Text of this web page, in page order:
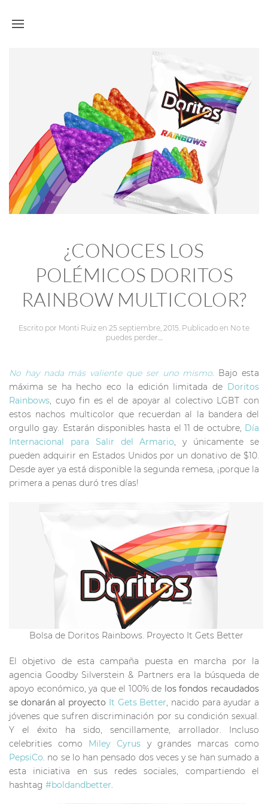
¿CONOCES LOS
POLÉMICOS DORITOS
RAINBOW MULTICOLOR?
Escrito por Monti Ruiz en 25 septiembre, 2015. Publicado en No te
puedes perder....
No hay nada más valiente que ser uno mismo. Bajo esta
máxima se ha hecho eco la edición limitada de Doritos
Rainbows, cuyo fin es el de apoyar al colectivo LGBT con
estos nachos multicolor que recuerdan al la bandera del
orgullo gay. Estarán disponibles hasta el 11 de octubre, Día
Internacional para Salir del Armario, y únicamente se
pueden adquirir en Estados Unidos por un donativo de $10.
Desde ayer ya está disponible la segunda remesa, ¡porque la
primera a penas duró tres días!
Bolsa de Doritos Rainbows. Proyecto It Gets Better
El objetivo de esta campaña puesta en marcha por la
agencia Goodby Silverstein & Partners era la búsqueda de
apoyo económico, ya que el 100% de los fondos recaudados
se donarán al proyecto It Gets Better, nacido para ayudar a
jóvenes que sufren discriminación por su condición sexual.
Y el éxito ha sido, sencillamente, arrollador. Incluso
celebrities como Miley Cyrus y grandes marcas como
PepsiCo. no se lo han pensado dos veces y se han sumado a
esta iniciativa en sus redes sociales, compartiendo el
hashtag #boldandbetter.